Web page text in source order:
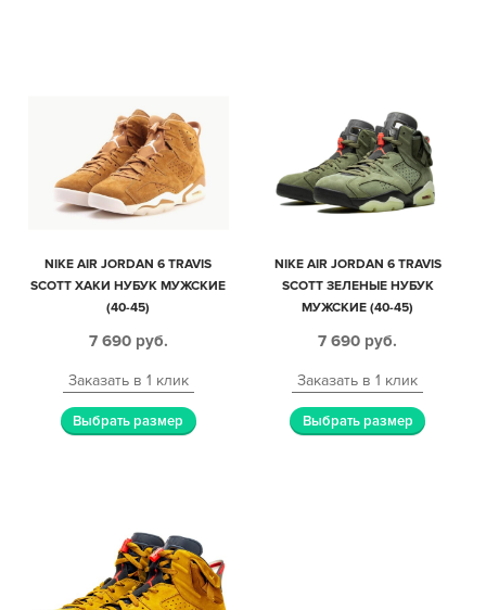
NIKE AIR JORDAN 6 TRAVIS
SCOTT ХАКИ НУБУК МУЖСКИЕ
(40-45)
7 690 руб.
Заказать в 1 клик
Выбрать размер
NIKE AIR JORDAN 6 TRAVIS
SCOTT ЗЕЛЕНЫЕ НУБУК
МУЖСКИЕ (40-45)
7 690 руб.
Заказать в 1 клик
Выбрать размер